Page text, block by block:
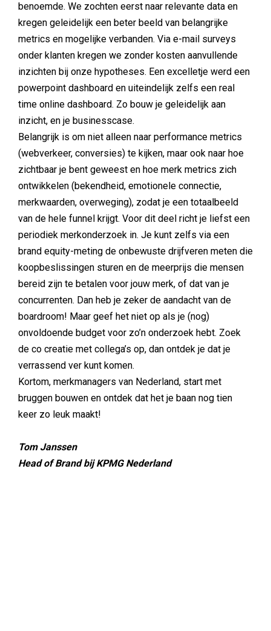
benoemde. We zochten eerst naar relevante data en
kregen geleidelijk een beter beeld van belangrijke
metrics en mogelijke verbanden. Via e-mail surveys
onder klanten kregen we zonder kosten aanvullende
inzichten bij onze hypotheses. Een excelletje werd een
powerpoint dashboard en uiteindelijk zelfs een real
time online dashboard. Zo bouw je geleidelijk aan
inzicht, en je businesscase.
Belangrijk is om niet alleen naar performance metrics
(webverkeer, conversies) te kijken, maar ook naar hoe
zichtbaar je bent geweest en hoe merk metrics zich
ontwikkelen (bekendheid, emotionele connectie,
merkwaarden, overweging), zodat je een totaalbeeld
van de hele funnel krijgt. Voor dit deel richt je liefst een
periodiek merkonderzoek in. Je kunt zelfs via een
brand equity-meting de onbewuste drijfveren meten die
koopbeslissingen sturen en de meerprijs die mensen
bereid zijn te betalen voor jouw merk, of dat van je
concurrenten. Dan heb je zeker de aandacht van de
boardroom! Maar geef het niet op als je (nog)
onvoldoende budget voor zo’n onderzoek hebt. Zoek
de co creatie met collega’s op, dan ontdek je dat je
verrassend ver kunt komen.
Kortom, merkmanagers van Nederland, start met
bruggen bouwen en ontdek dat het je baan nog tien
keer zo leuk maakt!
Tom Janssen
Head of Brand bij KPMG Nederland